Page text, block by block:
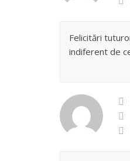
Felicitări
indiferent de